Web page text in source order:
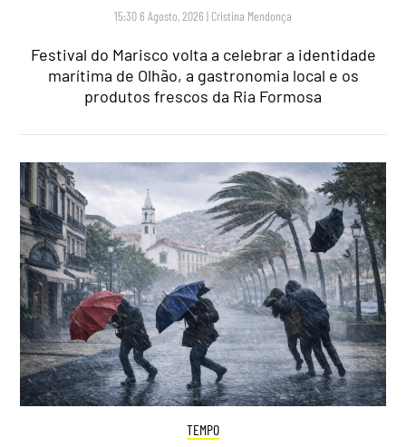
15:30 6 Agosto, 2026 | Cristina Mendonça
Festival do Marisco volta a celebrar a identidade
marítima de Olhão, a gastronomia local e os
produtos frescos da Ria Formosa
TEMPO